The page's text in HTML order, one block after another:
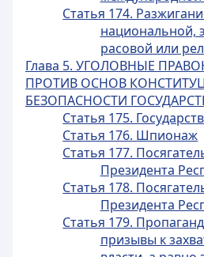
Статья 174.
национальной,
расовой или
Глава 5. УГОЛОВНЫЕ
ПРОТИВ ОСНОВ
БЕЗОПАСНОСТИ
Статья 175.
Статья 176. Шпионаж
Статья 177.
Президента
Статья 178.
Президента
Статья 179.
призывы к